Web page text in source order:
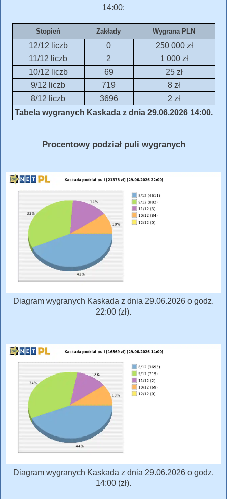
14:00:
Stopień Zakłady Wygrana PLN
12/12 liczb 0
250 000 zł
11/12 liczb
2
1 000 zł
10/12 liczb
69
25 zł
9/12 liczb
719
8 zł
8/12 liczb
3696
2 zł
Tabela wygranych Kaskada z dnia 29.06.2026 14:00.
Procentowy podział puli wygranych
Diagram wygranych Kaskada z dnia 29.06.2026 o godz.
22:00 (zł).
Diagram wygranych Kaskada z dnia 29.06.2026 o godz.
14:00 (zł).